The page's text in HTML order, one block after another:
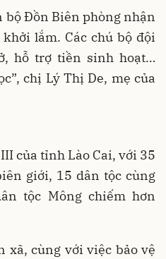
bộ Đồn Biên phòng nhận
lắm. Các chú bộ đội
hỗ trợ tiền sinh hoạt…
chị Lý Thị De, mẹ của
của tỉnh Lào Cai, với 35
giới, 15 dân tộc cùng
tộc Mông chiếm hơn
xã, cùng với việc bảo vệ